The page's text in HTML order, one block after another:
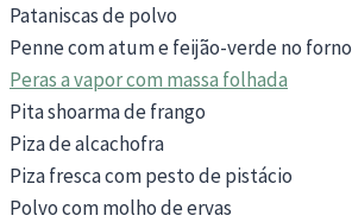
Pataniscas de polvo
Penne com atum e feijão-verde no forno
Peras a vapor com massa folhada
Pita shoarma de frango
Piza de alcachofra
Piza fresca com pesto de pistácio
Polvo com molho de ervas